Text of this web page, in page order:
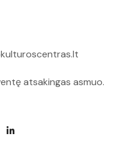
atsakingas asmuo.